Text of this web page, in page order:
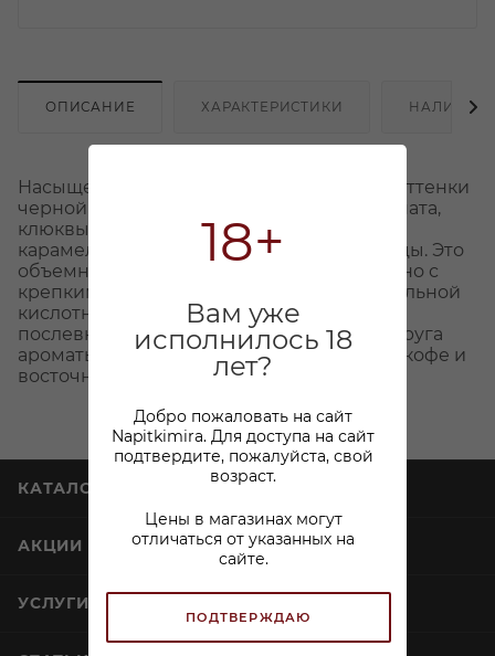
18+
Вам уже
исполнилось 18
лет?
Добро пожаловать на сайт
Napitkimira. Для доступа на сайт
подтвердите, пожалуйста, свой
возраст.
Цены в магазинах могут
отличаться от указанных на
сайте.
ПОДТВЕРЖДАЮ
ОПИСАНИЕ ХАРАКТЕРИСТИКИ НАЛИЧИЕ
Насыщенный рубиновый цвет. В букете оттенки
черной смородины, вишневого сока, граната,
клюквы, чернослива, темного шоколада,
карамели, ванили, черного перца и корицы. Это
объемное, полнотелое, многослойное вино с
крепкими, сильными танинами, основательной
кислотностью и долгим, устойчивым
послевкусием, в котором сменяют друг друга
ароматы спелых садовых ягод, шоколада, кофе и
восточных пряностей.
КАТАЛОГ
АКЦИИ
УСЛУГИ